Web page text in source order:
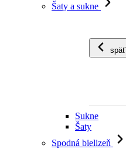
Šaty a sukne
späť
Sukne
Šaty
Spodná bielizeň